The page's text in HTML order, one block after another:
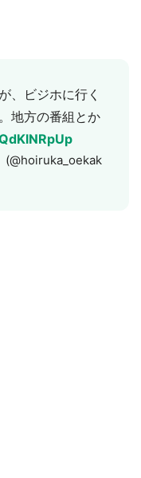
、ビジホに行く
地方の番組とか
(@hoiruka_oekak